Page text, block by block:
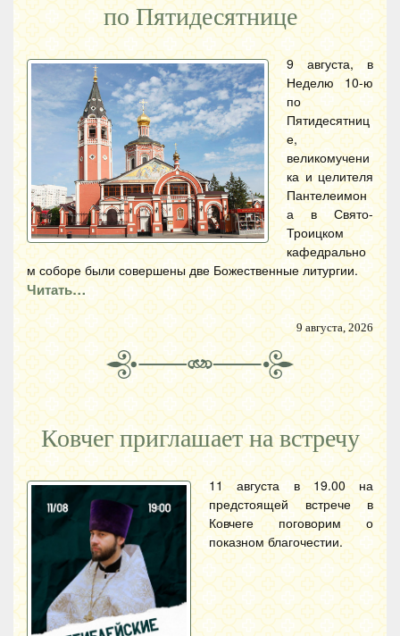
по Пятидесятнице
9 августа, в
Неделю 10-ю
по
Пятидесятниц
е,
великомучени
ка и целителя
Пантелеимон
а в Свято-
Троицком
кафедрально
м соборе были совершены две Божественные литургии.
Читать…
9 августа, 2026
Ковчег приглашает на встречу
11 августа в 19.00 на
предстоящей встрече в
Ковчеге поговорим о
показном благочестии.